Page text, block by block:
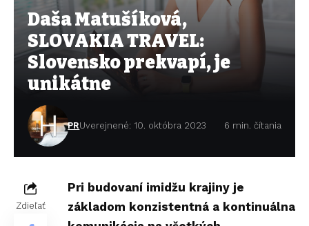
Daša Matušíková,
SLOVAKIA TRAVEL:
Slovensko prekvapí, je
unikátne
PRUverejnené: 10. októbra 2023 6 min. čítania
Zdieľať
Pri budovaní imidžu krajiny je
základom konzistentná a kontinuálna